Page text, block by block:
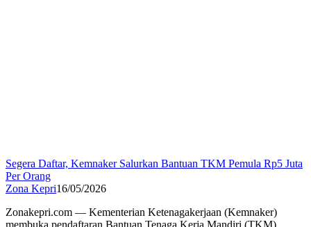
Segera Daftar, Kemnaker Salurkan Bantuan TKM Pemula Rp5 Juta
Per Orang
Zona Kepri16/05/2026
Zonakepri.com — Kementerian Ketenagakerjaan (Kemnaker)
membuka pendaftaran Bantuan Tenaga Kerja Mandiri (TKM)